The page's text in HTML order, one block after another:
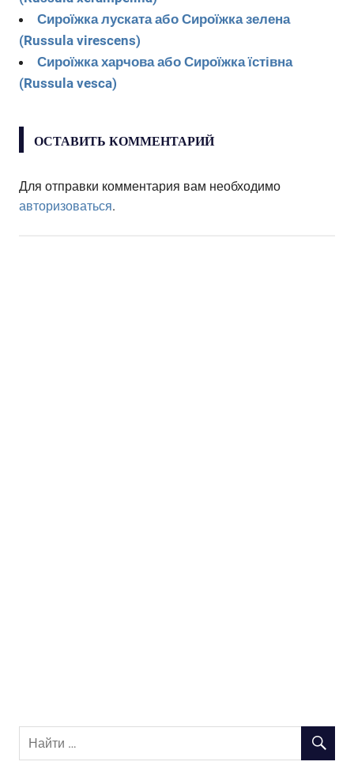
Сироїжка луската або Сироїжка зелена
(Russula virescens)
Сироїжка харчова або Сироїжка їстівна
(Russula vesca)
ОСТАВИТЬ КОММЕНТАРИЙ
Для отправки комментария вам необходимо
авторизоваться.